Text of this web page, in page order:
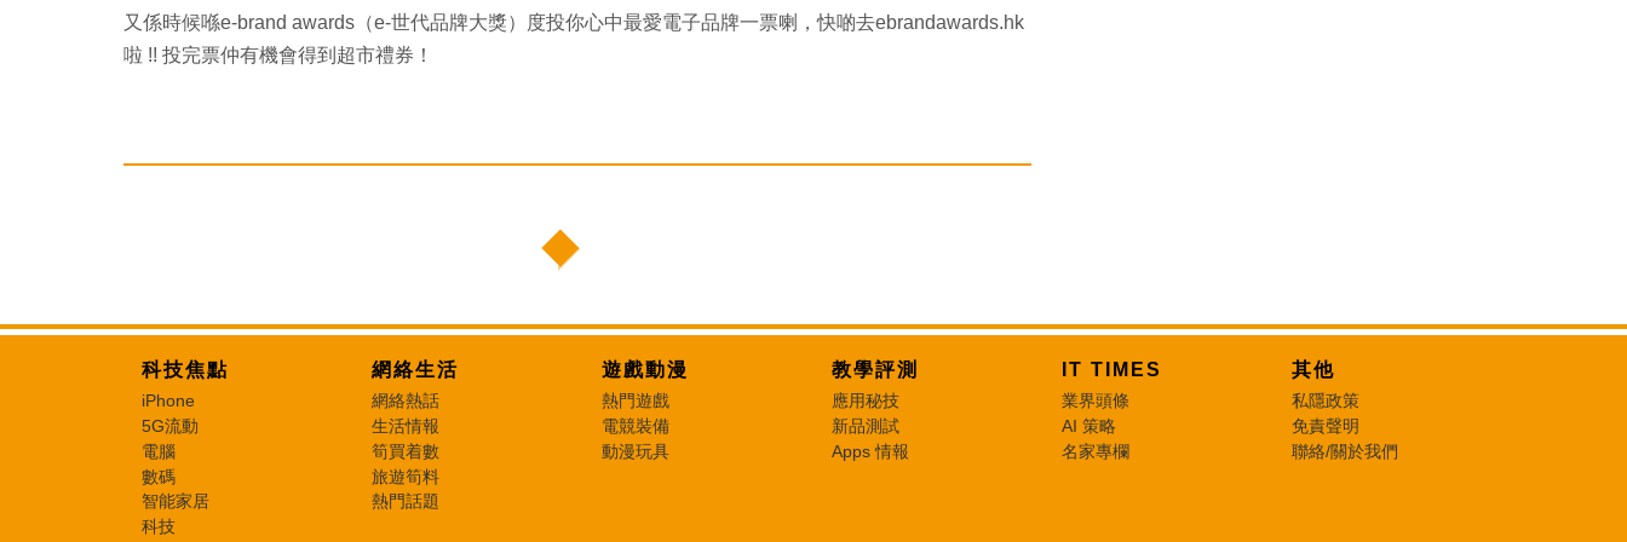
又係時候喺e-brand awards（e-世代品牌大獎）度投你心中最愛電子品牌一票喇，快啲去ebrandawards.hk
啦 !! 投完票仲有機會得到超市禮券！
科技焦點
iPhone
5G流動
電腦
數碼
智能家居
科技
網絡生活
網絡熱話
生活情報
筍買着數
旅遊筍料
熱門話題
遊戲動漫
熱門遊戲
電競裝備
動漫玩具
教學評測
應用秘技
新品測試
Apps 情報
IT TIMES
業界頭條
AI 策略
名家專欄
其他
私隱政策
免責聲明
聯絡/關於我們